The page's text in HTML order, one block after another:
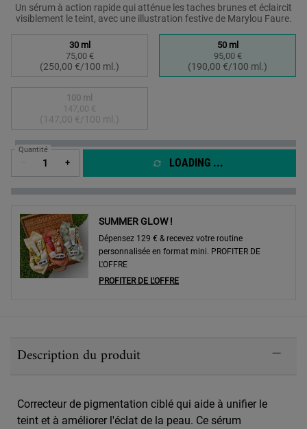
Un sérum à action rapide qui atténue les taches brunes et éclaircit
visiblement le teint, avec une illustration festive de Marylou Faure.
Selected
30 ml
75,00 €
(250,00 €/100 ml.)
, 1 of 3 Selected
50 ml
95,00 €
(190,00 €/100 ml.)
, 2 of 3
Selected
The product variation is out of stock,
100 ml
147,00 €
(147,00 €/100 ml.)
, 3 of 3
Quantité
+ LOADING ...
SUMMER GLOW !
Dépensez 129 € & recevez votre routine
personnalisée en format mini. PROFITER DE
L'OFFRE
PROFITER DE L'OFFRE
Description du produit
Correcteur de pigmentation ciblé qui aide à unifier le
teint et à améliorer l'éclat de la peau. Ce sérum